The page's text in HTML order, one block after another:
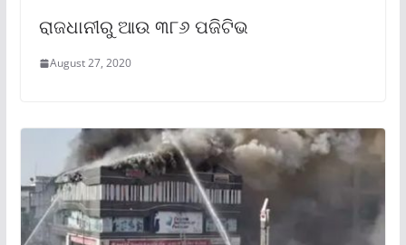
ରାଜଧାନୀରୁ ଆଉ ୩୮୬ ପଜିଟିଭ
August 27, 2020